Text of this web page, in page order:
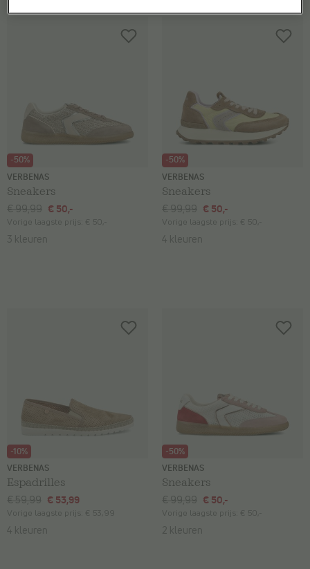
-50%
VERBENAS
Sneakers
€ 99,99 € 50,-
Vorige laagste prijs: € 50,-
3 kleuren
-50%
VERBENAS
Sneakers
€ 99,99 € 50,-
Vorige laagste prijs: € 50,-
4 kleuren
-10%
VERBENAS
Espadrilles
€ 59,99 € 53,99
Vorige laagste prijs: € 53,99
4 kleuren
-50%
VERBENAS
Sneakers
€ 99,99 € 50,-
Vorige laagste prijs: € 50,-
2 kleuren